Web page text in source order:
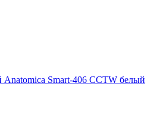
Smart-406 CCTW белый